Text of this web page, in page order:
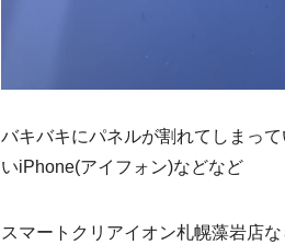
バキバキにパネルが割れてしまっ
いiPhone(アイフォン)などなど
スマートクリアイオン札幌藻岩店